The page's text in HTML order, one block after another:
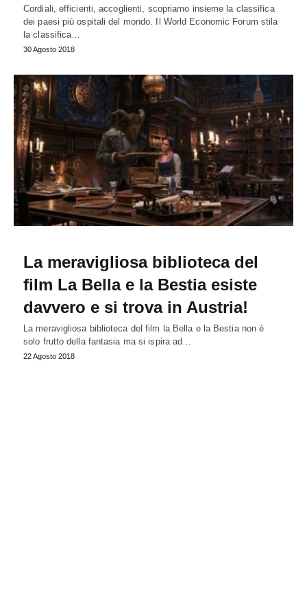
Cordiali, efficienti, accoglienti, scopriamo insieme la classifica
dei paesi più ospitali del mondo. Il World Economic Forum stila
la classifica…
30 Agosto 2018
La meravigliosa biblioteca del
film La Bella e la Bestia esiste
davvero e si trova in Austria!
La meravigliosa biblioteca del film la Bella e la Bestia non è
solo frutto della fantasia ma si ispira ad…
22 Agosto 2018